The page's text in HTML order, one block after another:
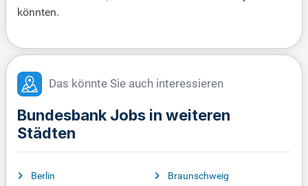
könnten.
Das könnte Sie auch interessieren
Bundesbank Jobs in weiteren
Städten
Berlin Braunschweig